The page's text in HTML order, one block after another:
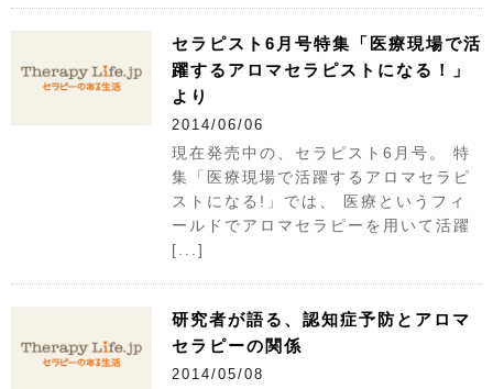
セラピスト6月号特集「医療現場で活
躍するアロマセラピストになる！」
より
2014/06/06
現在発売中の、セラピスト6月号。 特
集「医療現場で活躍するアロマセラピ
ストになる!」では、 医療というフィ
ールドでアロマセラピーを用いて活躍
[...]
研究者が語る、認知症予防とアロマ
セラピーの関係
2014/05/08